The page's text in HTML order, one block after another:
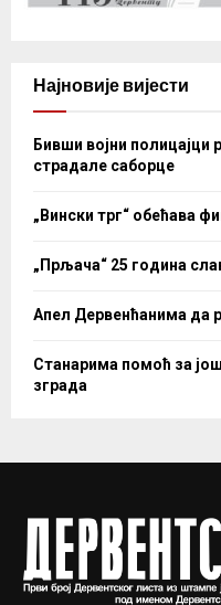
Најновије вијести
Бивши војни полицајци
страдале саборце
„Вински трг“ обећава
„Прљача“ 25 година
Апел Дервенћанима да
Станарима помоћ за
зграда